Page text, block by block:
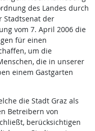
des Landes durch
Stadtsenat der
vom 7. April 2006 die
für einen
um die
die in unserer
einem Gastgarten
die Stadt Graz als
Betreibern von
berücksichtigen